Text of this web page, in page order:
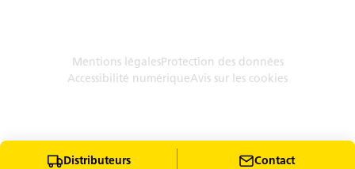
Distributeurs Contact
Mentions légalesProtection des données
Accessibilité numériqueAvis sur les cookies